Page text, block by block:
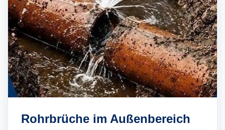
Rohrbrüche im Außenbereich